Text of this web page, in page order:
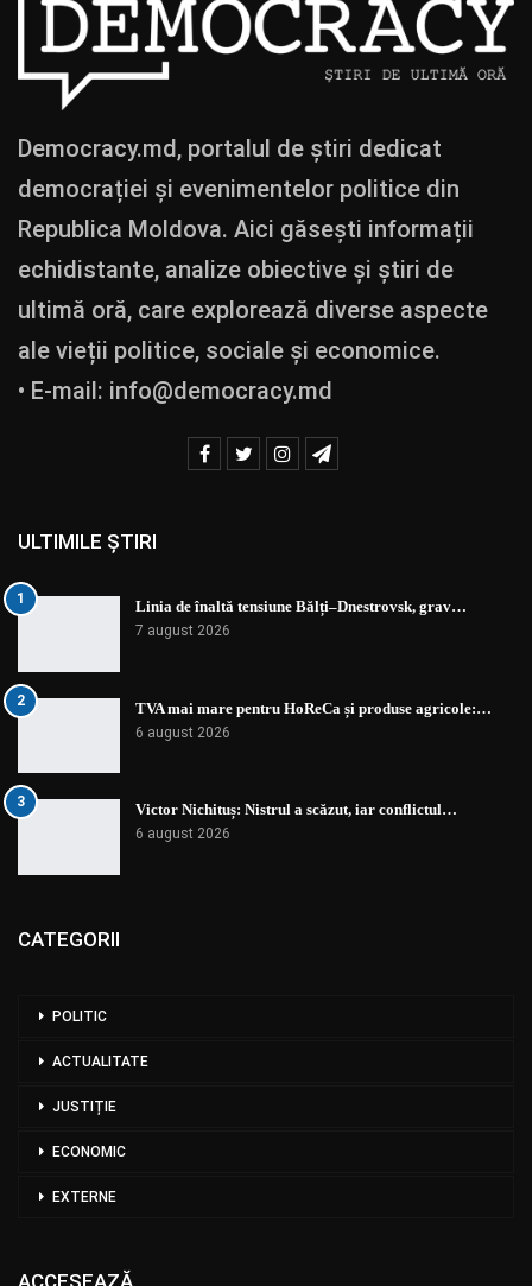
Democracy.md, portalul de știri dedicat
democrației și evenimentelor politice din
Republica Moldova. Aici găsești informații
echidistante, analize obiective și știri de
ultimă oră, care explorează diverse aspecte
ale vieții politice, sociale și economice.
• E-mail: info@democracy.md
ULTIMILE ȘTIRI
1 Linia de înaltă tensiune Bălți–Dnestrovsk, grav…
7 august 2026
2 TVA mai mare pentru HoReCa și produse agricole:…
6 august 2026
3 Victor Nichituș: Nistrul a scăzut, iar conflictul…
6 august 2026
CATEGORII
POLITIC
ACTUALITATE
JUSTIȚIE
ECONOMIC
EXTERNE